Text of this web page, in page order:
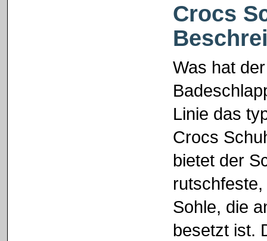
Crocs
Was hat
Linie das
Crocs
bietet der
Sohle, die
besetzt ist.